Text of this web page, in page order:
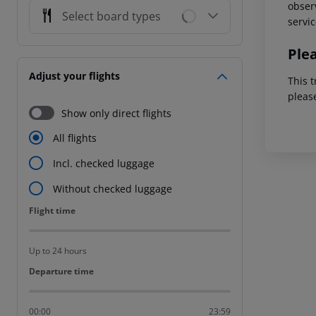
Select board types
Adjust your flights
Show only direct flights
All flights
Incl. checked luggage
Without checked luggage
Flight time
Flight time
Up to 24 hours
Departure time
Departure time
00:00 23:59
This